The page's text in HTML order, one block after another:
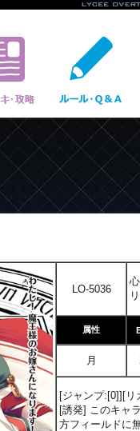
LO-5036
属性
月
[ジャンプ:[0]][リ
[誘発] このキャ
方フィールドに